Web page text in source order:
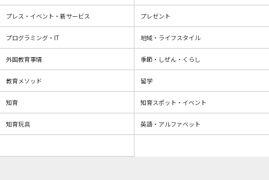
プレス・イベント・新サービス プレゼント
プログラミング・IT 地域・ライフスタイル
外国教育事情 季節・しぜん・くらし
教育メソッド 留学
知育 知育スポット・イベント
知育玩具 英語・アルファベット